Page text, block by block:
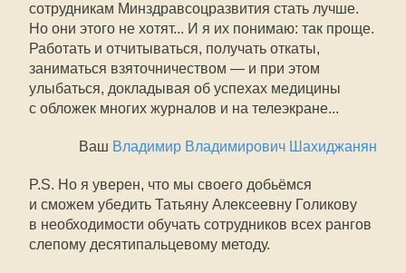
сотрудникам Минздравсоцразвития стать лучше.
Но они этого не хотят... И я их понимаю: так проще.
Работать и отчитываться, получать откаты,
заниматься взяточничеством — и при этом
улыбаться, докладывая об успехах медицины
с обложек многих журналов и на телеэкране...
Ваш Владимир Владимирович Шахиджанян
P.S. Но я уверен, что мы своего добьёмся
и сможем убедить Татьяну Алексеевну Голикову
в необходимости обучать сотрудников всех рангов
слепому десятипальцевому методу.